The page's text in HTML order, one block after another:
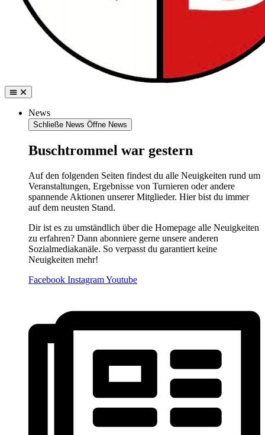
News
Schließe News Öffne News
Buschtrommel war gestern
Auf den folgenden Seiten findest du alle Neuigkeiten rund um
Veranstaltungen, Ergebnisse von Turnieren oder andere
spannende Aktionen unserer Mitglieder. Hier bist du immer
auf dem neusten Stand.
Dir ist es zu umständlich über die Homepage alle Neuigkeiten
zu erfahren? Dann abonniere gerne unsere anderen
Sozialmediakanäle. So verpasst du garantiert keine
Neuigkeiten mehr!
Facebook InstagramYoutube